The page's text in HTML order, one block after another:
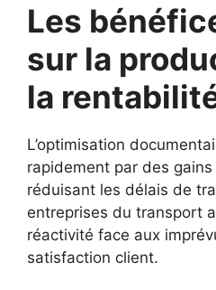
Les
sur la
la
L’optimisation
rapidement par des gains
réduisant les délais de
entreprises du transport
réactivité face aux
satisfaction client.